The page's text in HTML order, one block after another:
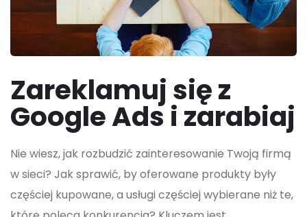
Zareklamuj się z
Google Ads i zarabiaj
Nie wiesz, jak rozbudzić zainteresowanie Twoją firmą
w sieci? Jak sprawić, by oferowane produkty były
częściej kupowane, a usługi częściej wybierane niż te,